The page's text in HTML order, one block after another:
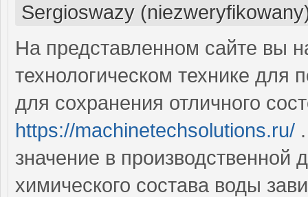
Sergioswazy
На представленном сайте вы
технологическом технике для
для сохранения отличного
https://machinetechsolutions.ru/
значение в производственной
химического состава воды